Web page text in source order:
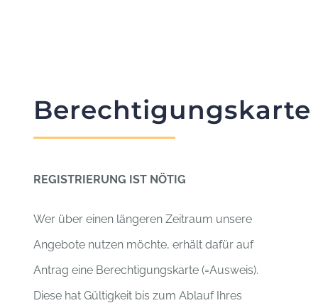
Berechtigungskarte
REGISTRIERUNG IST NÖTIG
Wer über einen längeren Zeitraum unsere
Angebote nutzen möchte, erhält dafür auf
Antrag eine Berechtigungskarte (=Ausweis).
Diese hat Gültigkeit bis zum Ablauf Ihres